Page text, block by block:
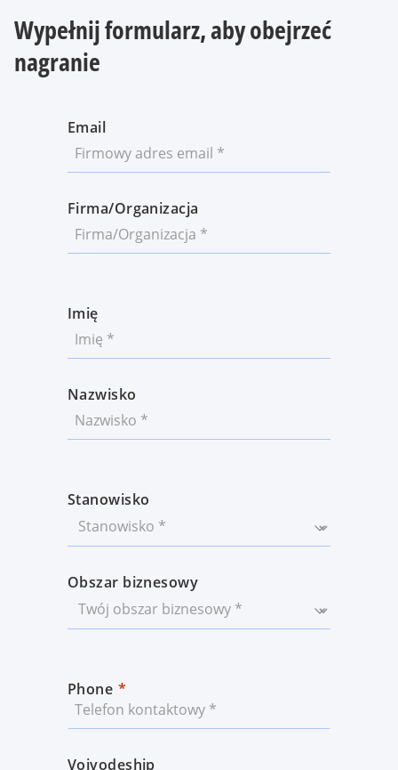
Wypełnij formularz, aby obejrzeć
nagranie
Email
Firma/Organizacja
Imię
Nazwisko
Stanowisko
Obszar biznesowy
Phone
Voivodeship